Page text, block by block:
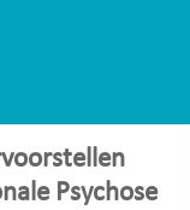
Psychose